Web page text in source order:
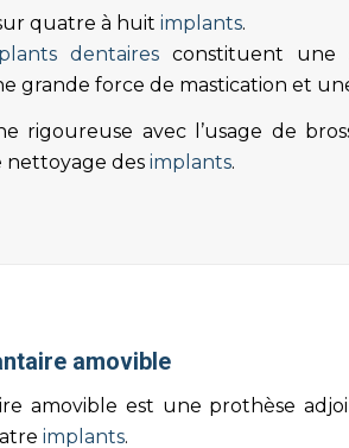
quatre à huit implants.
dentaires constituent une
grande force de mastication et
rigoureuse avec l’usage de
nettoyage des implants.
amovible
amovible est une prothèse
implants.